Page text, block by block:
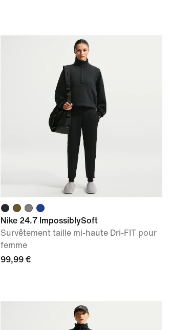
Nike 24.7 ImpossiblySoft
Survêtement taille mi-haute Dri-FIT pour
femme
99,99 €